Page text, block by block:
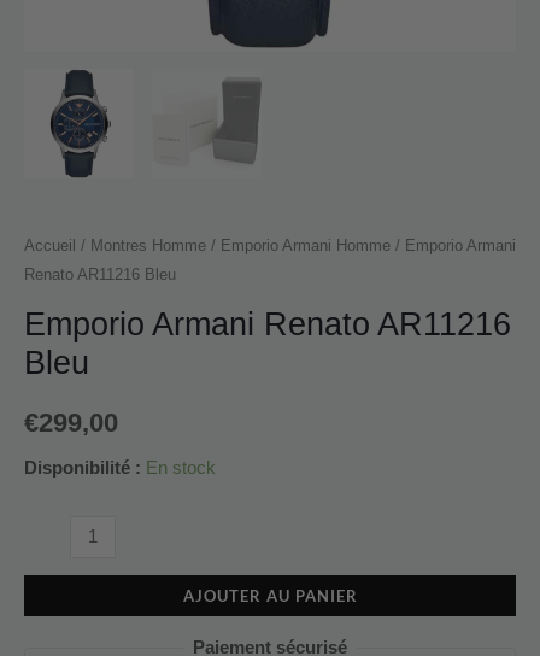
Accueil / Montres Homme / Emporio Armani Homme / Emporio Armani
Renato AR11216 Bleu
Emporio Armani Renato AR11216
Bleu
€299,00
Disponibilité : En stock
AJOUTER AU PANIER
Paiement sécurisé